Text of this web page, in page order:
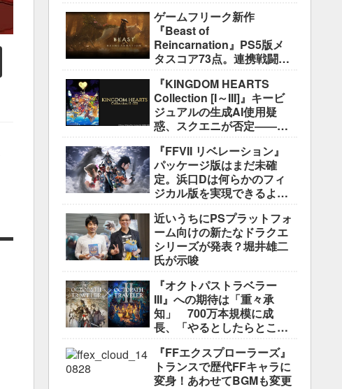
ゲームフリーク新作
『Beast of
Reincarnation』PS5版メ
タスコア73点。連携戦闘は
き”には不満
『KINGDOM HEARTS
Collection [I～III]』キービ
ジュアルの生成AI使用疑
惑、スクエニが否定――不
ス」
『FFVII リベレーション』
パッケージ版はまだ未確
定。浜口Dは何らかのフィ
ジカル版を実現できるよう
近いうちにPSプラットフォ
ーム向けの新たなドラクエ
シリーズが発表？堀井雄二
氏が示唆
『オクトパストラベラー
III』への期待は「重々承
知」 700万本規模に成
長、「やるとしたらとこと
『FFエクスプローラーズ』
トランスで歴代FFキャラに
変身！あわせてBGMも変更